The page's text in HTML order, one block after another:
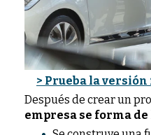
> Prueba la
Después de crear un
empresa se forma